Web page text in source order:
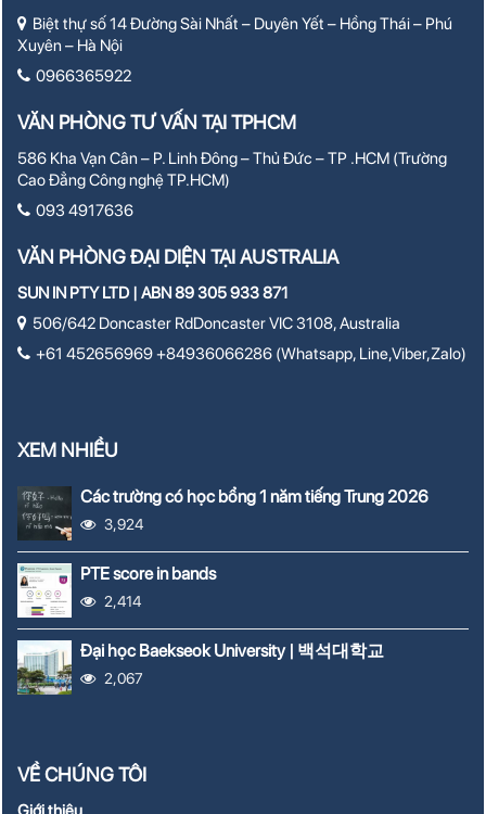
Biệt thự số 14 Đường Sài Nhất – Duyên Yết – Hồng Thái – Phú
Xuyên – Hà Nội
0966365922
VĂN PHÒNG TƯ VẤN TẠI TPHCM
586 Kha Vạn Cân – P. Linh Đông – Thủ Đức – TP .HCM (Trường
Cao Đẳng Công nghệ TP.HCM)
093 4917636
VĂN PHÒNG ĐẠI DIỆN TẠI AUSTRALIA
SUN IN PTY LTD | ABN 89 305 933 871
506/642 Doncaster RdDoncaster VIC 3108, Australia
+61 452656969 +84936066286 (Whatsapp, Line,Viber,Zalo)
XEM NHIỀU
Các trường có học bổng 1 năm tiếng Trung 2026
3,924
PTE score in bands
2,414
Đại học Baekseok University | 백석대학교
2,067
VỀ CHÚNG TÔI